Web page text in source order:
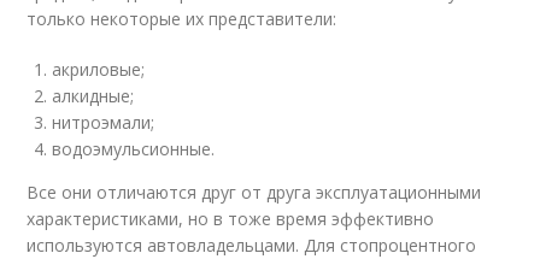
только некоторые их представители:
акриловые;
алкидные;
нитроэмали;
водоэмульсионные.
Все они отличаются друг от друга эксплуатационными
характеристиками, но в тоже время эффективно
используются автовладельцами. Для стопроцентного